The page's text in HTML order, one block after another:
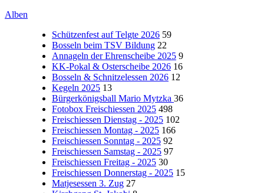
Alben
Schützenfest auf Telgte 2026 59
Bosseln beim TSV Bildung 22
Annageln der Ehrenscheibe 2025 9
KK-Pokal & Osterscheibe 2026 16
Bosseln & Schnitzelessen 2026 12
Kegeln 2025 13
Bürgerkönigsball Mario Mytzka 36
Fotobox Freischiessen 2025 498
Freischiessen Dienstag - 2025 102
Freischiessen Montag - 2025 166
Freischiessen Sonntag - 2025 92
Freischiessen Samstag - 2025 97
Freischiessen Freitag - 2025 30
Freischiessen Donnerstag - 2025 15
Matjesessen 3. Zug 27